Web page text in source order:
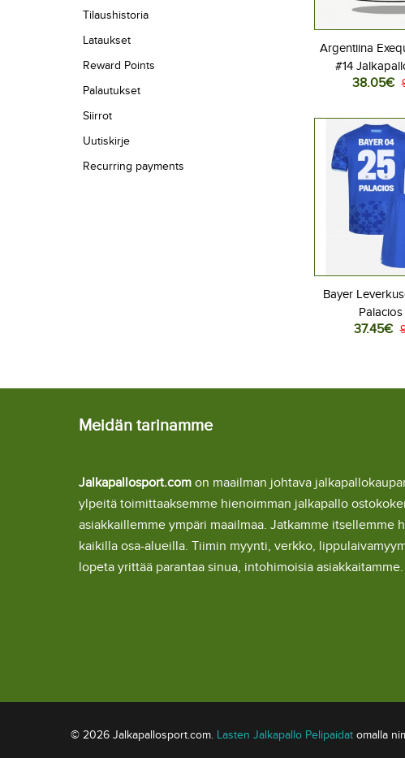
Tilaushistoria
Lataukset
Reward Points
Palautukset
Siirrot
Uutiskirje
Recurring payments
Argentiina
#14
Naisten38.05€
Bayer
37.45€
Meidän tarinamme
Jalkapallosport.com on maailman johtava
ylpeitä toimittaaksemme hienoimman jalkapallo
asiakkaillemme ympäri maailmaa. Jatkamme itsellemme
kaikilla osa-alueilla. Tiimin myynti, verkko,
lopeta yrittää parantaa sinua, intohimoisia
© 2026 Jalkapallosport.com. Lasten Jalkapallo Pelipaidat omalla